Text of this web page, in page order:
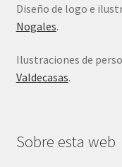
Diseño de logo e
Nogales.
Ilustraciones de
Valdecasas.
Sobre esta web